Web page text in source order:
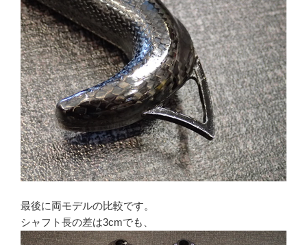
最後に両モデルの比較です。
シャフト長の差は3cmでも、